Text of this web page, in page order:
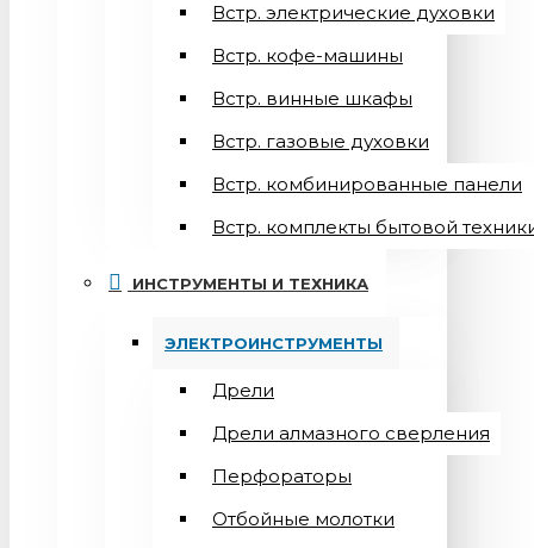
Встр. электрические духовки
Встр. кофе-машины
Встр. винные шкафы
Встр. газовые духовки
Встр. комбинированные панели
Встр. комплекты бытовой
ИНСТРУМЕНТЫ И ТЕХНИКА
ЭЛЕКТРОИНСТРУМЕНТЫ
Дрели
Дрели алмазного сверления
Перфораторы
Отбойные молотки